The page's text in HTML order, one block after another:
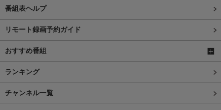
番組表ヘルプ
リモート録画予約ガイド
おすすめ番組
ランキング
チャンネル一覧